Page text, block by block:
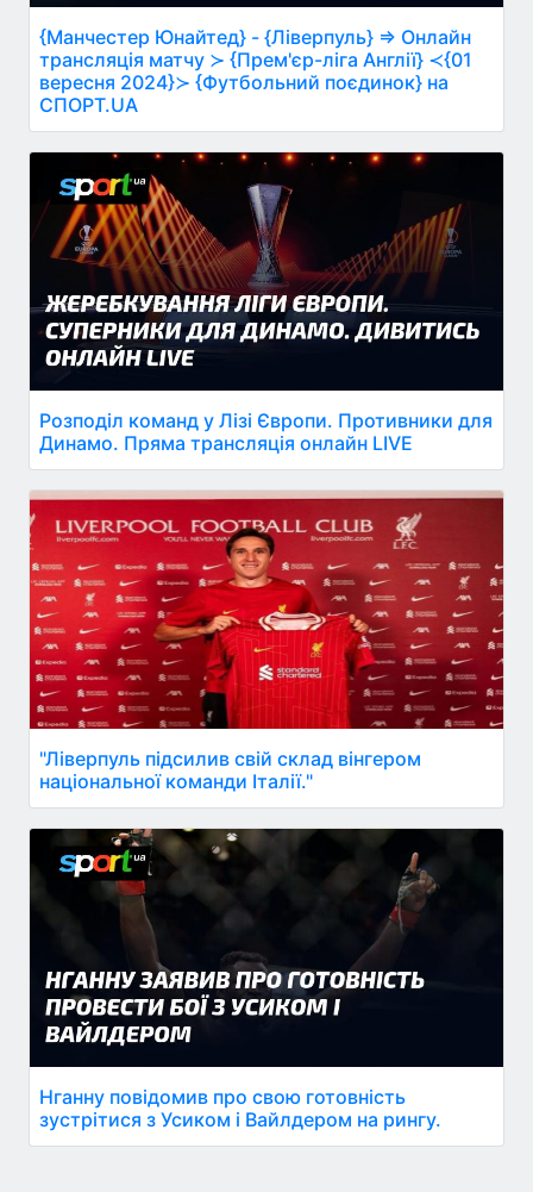
{Манчестер Юнайтед} - {Ліверпуль} ⇒ Онлайн
трансляція матчу ≻ {Прем'єр-ліга Англії} ≺{01
вересня 2024}≻ {Футбольний поєдинок} на
СПОРТ.UA
Розподіл команд у Лізі Європи. Противники для
Динамо. Пряма трансляція онлайн LIVE
"Ліверпуль підсилив свій склад вінгером
національної команди Італії."
Нганну повідомив про свою готовність
зустрітися з Усиком і Вайлдером на рингу.